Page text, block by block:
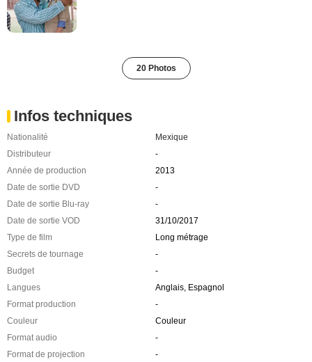
20 Photos
Infos techniques
Nationalité
Mexique
Distributeur
-
Année de production
2013
Date de sortie DVD
-
Date de sortie Blu-ray
-
Date de sortie VOD
31/10/2017
Type de film
Long métrage
Secrets de tournage
-
Budget
-
Langues
Anglais, Espagnol
Format production
-
Couleur
Couleur
Format audio
-
Format de projection
-